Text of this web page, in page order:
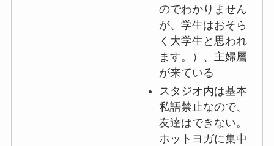
のでわかりません
が、学生はおそら
く大学生と思われ
ます。）、主婦層
が来ている
スタジオ内は基本
私語禁止なので、
友達はできない。
ホットヨガに集中